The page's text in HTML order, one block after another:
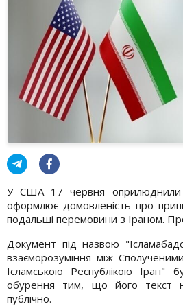
У США 17 червня оприлюднили
оформлює домовленість про
подальші перемовини з Іраном.
Документ під назвою
взаєморозуміння між
Ісламською Республікою Іран"
обурення тим, що його текст
публічно.